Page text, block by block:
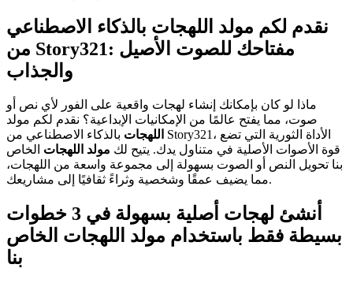
نقدم لكم مولد اللهجات بالذكاء الاصطناعي
من Story321: مفتاحك للصوت الأصيل
والجذاب
ماذا لو كان بإمكانك إنشاء لهجات واقعية على الفور لأي نص أو
صوت، مما يفتح عالمًا من الإمكانيات الإبداعية؟ نقدم لكم مولد
اللهجات بالذكاء الاصطناعي من Story321، الأداة الثورية التي تضع
قوة الأصوات الأصلية في متناول يدك. يتيح لك مولد اللهجات الخاص
بنا تحويل النص أو الصوت بسهولة إلى مجموعة واسعة من اللهجات،
مما يضيف عمقًا وشخصية وثراءً ثقافيًا إلى مشاريعك.
أنشئ لهجات أصلية بسهولة في 3 خطوات
بسيطة فقط باستخدام مولد اللهجات الخاص
بنا